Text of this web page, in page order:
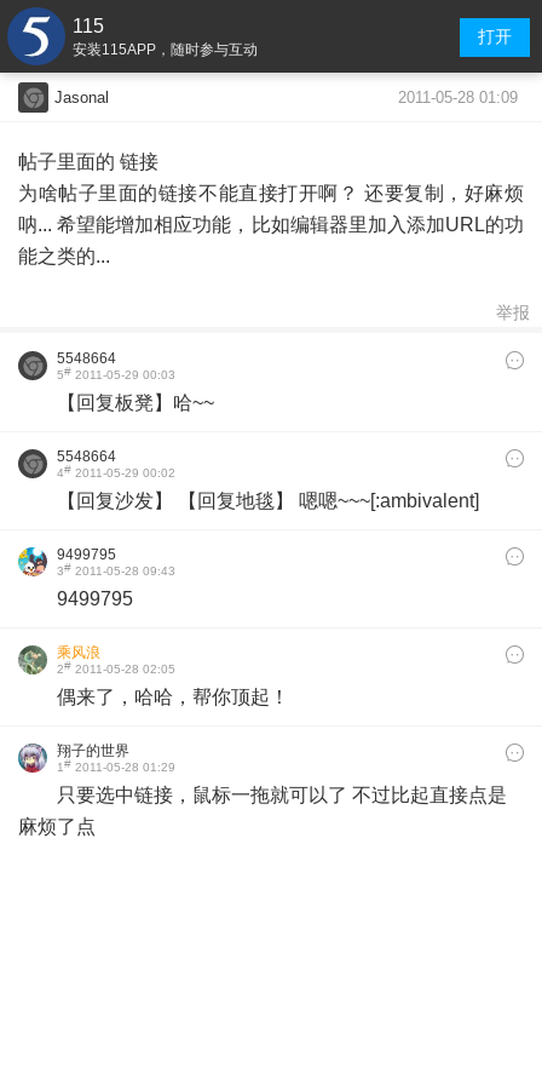
115
安装115APP，随时参与互动
打开
Jasonal 2011-05-28 01:09
帖子里面的 链接
为啥帖子里面的链接不能直接打开啊？ 还要复制，好麻烦
呐... 希望能增加相应功能，比如编辑器里加入添加URL的功
能之类的...
举报
5548664
5# 2011-05-29 00:03
【回复板凳】哈~~
5548664
4# 2011-05-29 00:02
【回复沙发】 【回复地毯】 嗯嗯~~~[:ambivalent]
9499795
3# 2011-05-28 09:43
9499795
乘风浪
2# 2011-05-28 02:05
偶来了，哈哈，帮你顶起！
翔子的世界
1# 2011-05-28 01:29
只要选中链接，鼠标一拖就可以了 不过比起直接点是
麻烦了点